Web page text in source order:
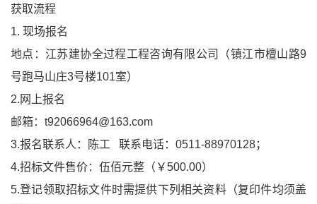
获取流程
1. 现场报名
地点：江苏建协全过程工程咨询有限公司（镇江市檀山路9
号跑马山庄3号楼101室）
2.网上报名
邮箱：t92066964@163.com
3.报名联系人：陈工 联系电话：0511-88970128；
4.招标文件售价：伍佰元整（￥500.00）
5.登记领取招标文件时需提供下列相关资料（复印件均须盖